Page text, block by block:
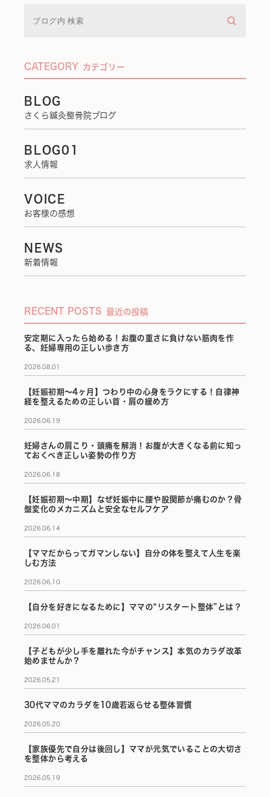
CATEGORY カテゴリー
BLOG
さくら鍼灸整骨院ブログ
BLOG01
求人情報
VOICE
お客様の感想
NEWS
新着情報
RECENT POSTS 最近の投稿
安定期に入ったら始める！お腹の重さに負けない筋肉を作
る、妊婦専用の正しい歩き方
2026.08.01
【妊娠初期〜4ヶ月】つわり中の心身をラクにする！自律神
経を整えるための正しい首・肩の緩め方
2026.06.19
妊婦さんの肩こり・頭痛を解消！お腹が大きくなる前に知っ
ておくべき正しい姿勢の作り方
2026.06.18
【妊娠初期〜中期】なぜ妊娠中に腰や股関節が痛むのか？骨
盤変化のメカニズムと安全なセルフケア
2026.06.14
【ママだからってガマンしない】自分の体を整えて人生を楽
しむ方法
2026.06.10
【自分を好きになるために】ママの“リスタート整体”とは？
2026.06.01
【子どもが少し手を離れた今がチャンス】本気のカラダ改革
始めませんか？
2026.05.21
30代ママのカラダを10歳若返らせる整体習慣
2026.05.20
【家族優先で自分は後回し】ママが元気でいることの大切さ
を整体から考える
2026.05.19